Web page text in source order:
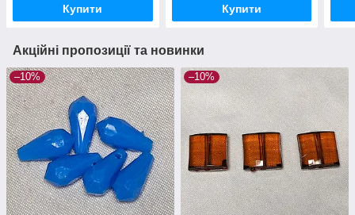
Купити Купити
Акційні пропозиції та новинки
–10% –10%